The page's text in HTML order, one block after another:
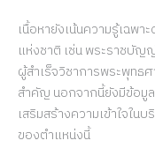
เนื้อหายังเน้นความรู้เฉพ
แห่งชาติ เช่น พระราชบั
ผู้สำเร็จวิชาการพระพุทธ
สำคัญ นอกจากนี้ยังมีข้อมู
เสริมสร้างความเข้าใจใ
ของตำแหน่งนี้